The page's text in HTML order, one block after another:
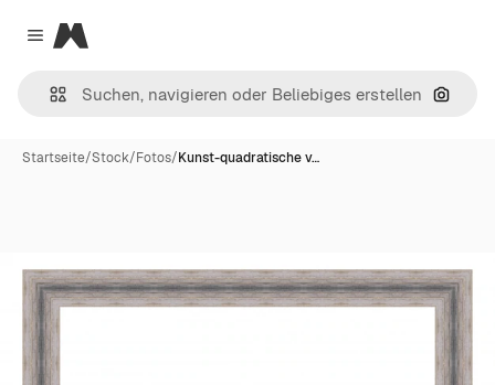
Close menu
Magnific
Nach
Startseite/Stock/Fotos/Kunst-quadratische v…